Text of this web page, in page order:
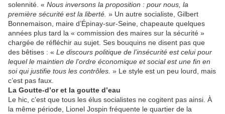
solennité. « Nous inversons la proposition : pour nous, la
première sécurité est la liberté. » Un autre socialiste, Gilbert
Bonnemaison, maire d’Épinay-sur-Seine, chapeaute quelques
années plus tard la « commission des maires sur la sécurité »
chargée de réfléchir au sujet. Ses bouquins ne disent pas que
des bêtises : « Le discours politique de l’insécurité est celui pour
lequel le maintien de l’ordre économique et social est une fin en
soi qui justifie tous les contrôles. » Le style est un peu lourd, mais
c’est pas faux.
La Goutte-d’or et la goutte d’eau
Le hic, c’est que tous les élus socialistes ne cogitent pas ainsi. À
la même période, Lionel Jospin fréquente le quartier de la